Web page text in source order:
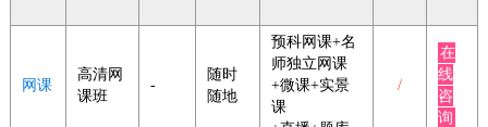
网课
高清网
课班
-
随时
随地
预科网课+名
师独立网课
+微课+实景
课
/
在
线
咨
询